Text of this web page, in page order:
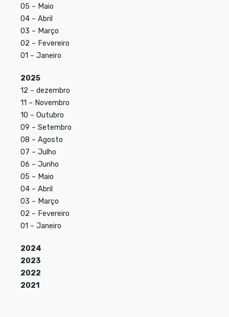
05 – Maio
04 – Abril
03 – Março
02 – Fevereiro
01 – Janeiro
2025
12 – dezembro
11 – Novembro
10 – Outubro
09 – Setembro
08 – Agosto
07 – Julho
06 – Junho
05 – Maio
04 – Abril
03 – Março
02 – Fevereiro
01 – Janeiro
2024
2023
2022
2021